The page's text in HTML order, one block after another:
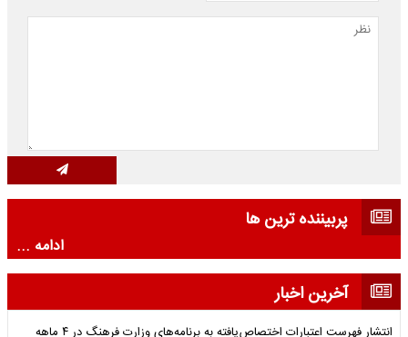
پربیننده ترین ها
ادامه ...
آخرین اخبار
انتشار فهرست اعتبارات اختصاص‌یافته به برنامه‌های وزارت فرهنگ در ۴ ماهه